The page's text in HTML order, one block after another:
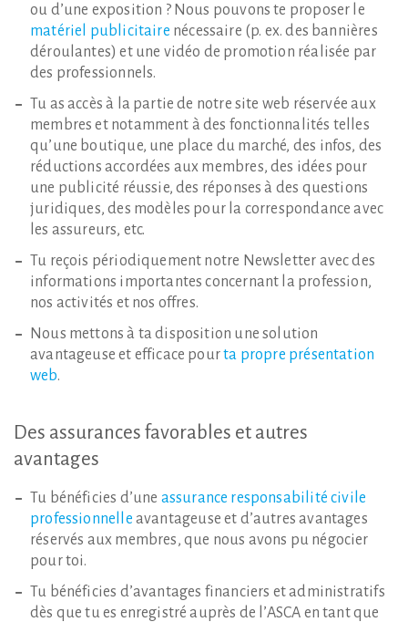
ou d’une exposition ? Nous pouvons te proposer le
matériel publicitaire nécessaire (p. ex. des bannières
déroulantes) et une vidéo de promotion réalisée par
des professionnels.
Tu as accès à la partie de notre site web réservée aux
membres et notamment à des fonctionnalités telles
qu’une boutique, une place du marché, des infos, des
réductions accordées aux membres, des idées pour
une publicité réussie, des réponses à des questions
juridiques, des modèles pour la correspondance avec
les assureurs, etc.
Tu reçois périodiquement notre Newsletter avec des
informations importantes concernant la profession,
nos activités et nos offres.
Nous mettons à ta disposition une solution
avantageuse et efficace pourta propre présentation
web.
Des assurances favorables et autres
avantages
Tu bénéficies d’une assurance responsabilité civile
professionnelle avantageuse et d’autres avantages
réservés aux membres, que nous avons pu négocier
pour toi.
Tu bénéficies d’avantages financiers et administratifs
dès que tu es enregistré auprès de l’ASCA en tant que